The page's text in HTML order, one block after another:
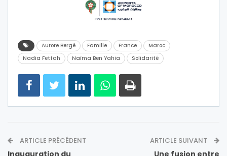
Aurore Bergé Famille France
Maroc
Nadia Fettah
Naïma Ben Yahia Solidarité
ARTICLE PRÉCÉDENT ARTICLE SUIVANT